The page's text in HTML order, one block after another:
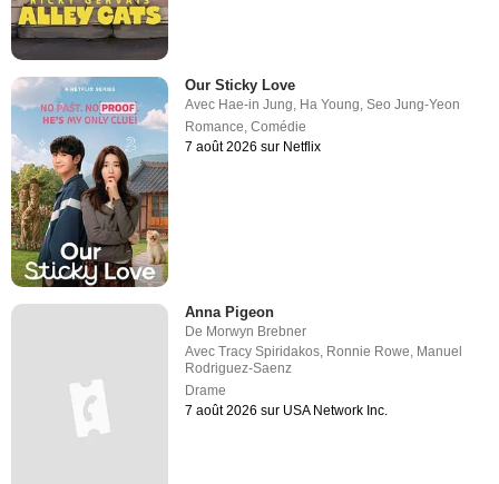
Our Sticky Love
Avec Hae-in Jung, Ha Young,Seo Jung-Yeon
Romance,Comédie
7 août 2026 sur Netflix
Anna Pigeon
De Morwyn Brebner
AvecTracy Spiridakos Ronnie Rowe Manuel
Rodriguez-Saenz
Drame
7 août 2026 sur USA Network Inc.